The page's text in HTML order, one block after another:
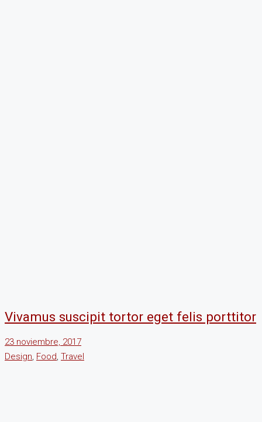
Vivamus suscipit tortor eget felis porttitor
23 noviembre, 2017
Design, Food, Travel